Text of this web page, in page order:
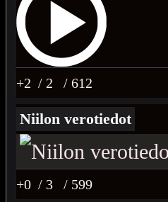
+2 / 2 / 612
Niilon verotiedot
+0 / 3 / 599